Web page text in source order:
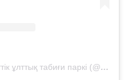
«Алтын-Емел» мемлекеттік ұлттық табиғи паркі (@altynemel_np)'in paylaştığı bir gönderi